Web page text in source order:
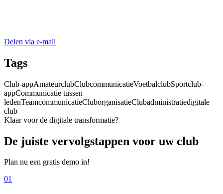
Delen via e-mail
Tags
Club-appAmateurclubClubcommunicatieVoetbalclubSportclub-
appCommunicatie tussen
ledenTeamcommunicatieCluborganisatieClubadministratiedigitale
club
Klaar voor de digitale transformatie?
De juiste vervolgstappen voor uw club
Plan nu een gratis demo in!
01